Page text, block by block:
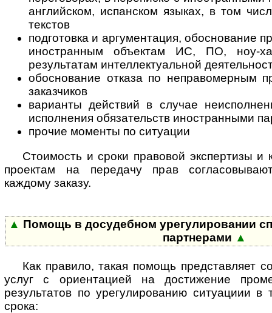
английском, испанском языках, в том
текстов
подготовка и аргументация, обоснование
иностранным объектам ИС, ПО, ноу-
результатам интеллектуальной
обоснование отказа по неправомерным
заказчиков
варианты действий в случае
исполнения обязательств иностранными
прочие моменты по ситуации
Стоимость и сроки правовой экспертизы и
проектам на передачу прав
каждому заказу.
▲ Помощь в досудебном урегулировании
партнерами ▲
Как правило, такая помощь представляет
услуг с ориентацией на достижение
результатов по урегулированию ситуациии в
срока: